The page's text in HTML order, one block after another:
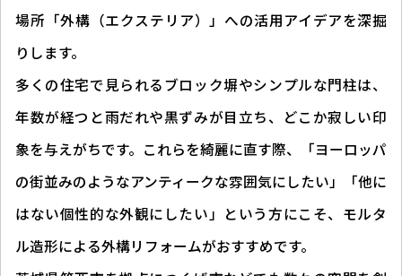
場所――「外構（エクステリア）」への活用アイデアを深掘
りします。
多くの住宅で見られるブロック塀やシンプルな門柱は、
年数が経つと雨だれや黒ずみが目立ち、どこか寂しい印
象を与えがちです。これらを綺麗に直す際、「ヨーロッパ
の街並みのようなアンティークな雰囲気にしたい」「他に
はない個性的な外観にしたい」という方にこそ、モルタ
ル造形による外構リフォームがおすすめです。